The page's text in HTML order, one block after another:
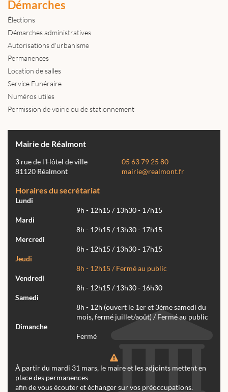
Démarches
Élections
Démarches administratives
Autorisations d'urbanisme
Permanences
Location de salles
Service Funéraire
Numéros utiles
Permission de voirie ou de stationnement
Mairie de Réalmont
3 rue de l'Hôtel de ville
81120 Réalmont
05 63 79 25 80
mairie@realmont.fr
Horaires du secrétariat
Lundi
9h - 12h15 / 13h30 - 17h15
Mardi
8h - 12h15 / 13h30 - 17h15
Mercredi
8h - 12h15 / 13h30 - 17h15
Jeudi
8h - 12h15 / Fermé au public
Vendredi
8h - 12h15 / 13h30 - 16h30
Samedi
8h - 12h (ouvert le 1er et 3ème samedi du
mois, fermé juillet/août) / Fermé au public
Dimanche
Fermé
À partir du mardi 31 mars, le maire et les adjoints mettent en
place des permanences
afin de vous écouter et échanger sur vos préoccupations.